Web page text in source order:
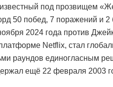
под прозвищем
50 побед, 7 поражений и 2
2024 года против
Netflix, стал
раундов единогласным
ещё 22 февраля 2003